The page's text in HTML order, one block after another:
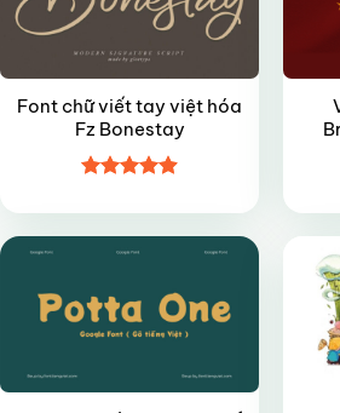
Font chữ viết tay việt hóa
Fz Bonestay
hạng4.95
sao